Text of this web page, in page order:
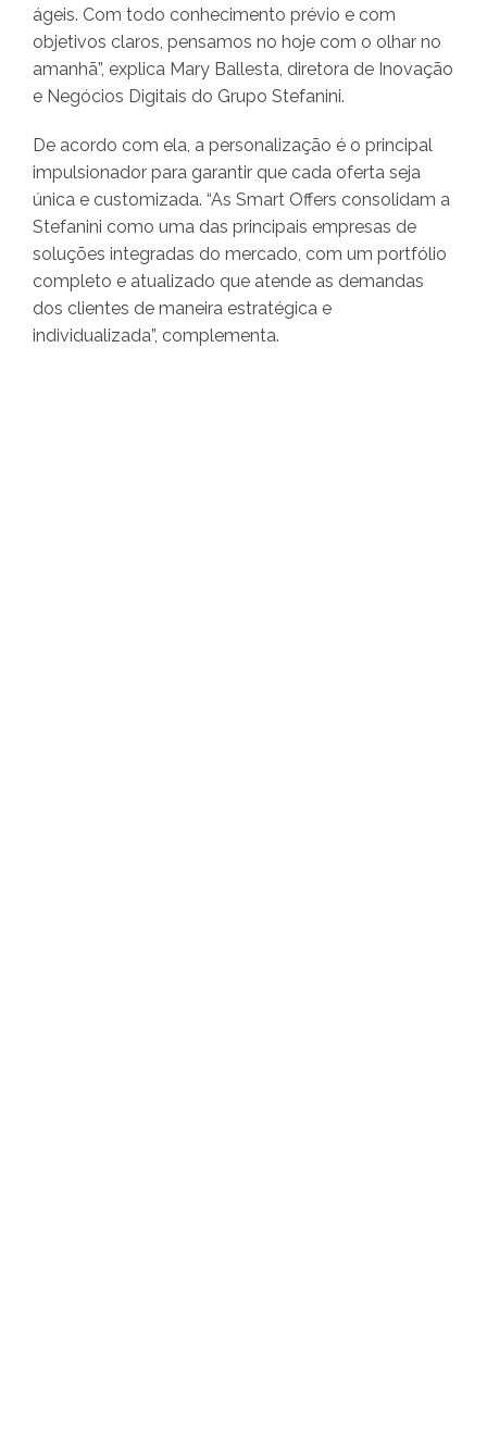
ágeis. Com todo conhecimento prévio e com
objetivos claros, pensamos no hoje com o olhar no
amanhã”, explica Mary Ballesta, diretora de Inovação
e Negócios Digitais do Grupo Stefanini.
De acordo com ela, a personalização é o principal
impulsionador para garantir que cada oferta seja
única e customizada. “As Smart Offers consolidam a
Stefanini como uma das principais empresas de
soluções integradas do mercado, com um portfólio
completo e atualizado que atende as demandas
dos clientes de maneira estratégica e
individualizada”, complementa.